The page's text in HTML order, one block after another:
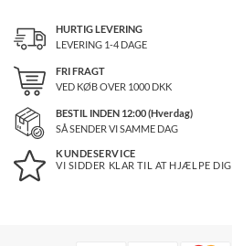
HURTIG LEVERING
LEVERING 1-4 DAGE
FRI FRAGT
VED KØB OVER 1000DKK
BESTIL INDEN 12:00 (Hverdag)
SÅ SENDER VI SAMME DAG
KUNDESERVICE
VI SIDDER KLAR TIL AT HJÆLPE DIG